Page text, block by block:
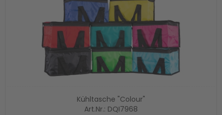
Kühltasche "Colour"
Art.Nr.: DQI7968